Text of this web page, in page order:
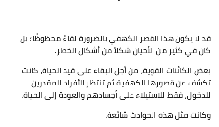
قد لا يكون هذا القصر الكهفي بالضرورة لقاءً محظوظًا؛ بل
كان في كثير من الأحيان شكلاً من أشكال الخطر.
بعض الكائنات القوية، من أجل البقاء على قيد الحياة، كانت
تكشف عن قصورها الكهفية ثم تنتظر الأفراد المقدرين
للدخول، فقط للاستيلاء على أجسادهم والعودة إلى الحياة.
وكانت مثل هذه الحوادث شائعة.